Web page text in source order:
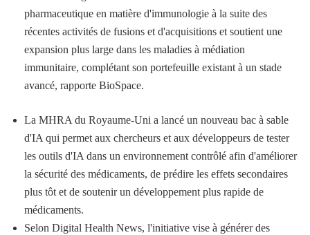
pharmaceutique en matière d'immunologie à la suite des
récentes activités de fusions et d'acquisitions et soutient une
expansion plus large dans les maladies à médiation
immunitaire, complétant son portefeuille existant à un stade
avancé, rapporte BioSpace.
La MHRA du Royaume-Uni a lancé un nouveau bac à sable
d'IA qui permet aux chercheurs et aux développeurs de tester
les outils d'IA dans un environnement contrôlé afin d'améliorer
la sécurité des médicaments, de prédire les effets secondaires
plus tôt et de soutenir un développement plus rapide de
médicaments.
Selon Digital Health News, l'initiative vise à générer des